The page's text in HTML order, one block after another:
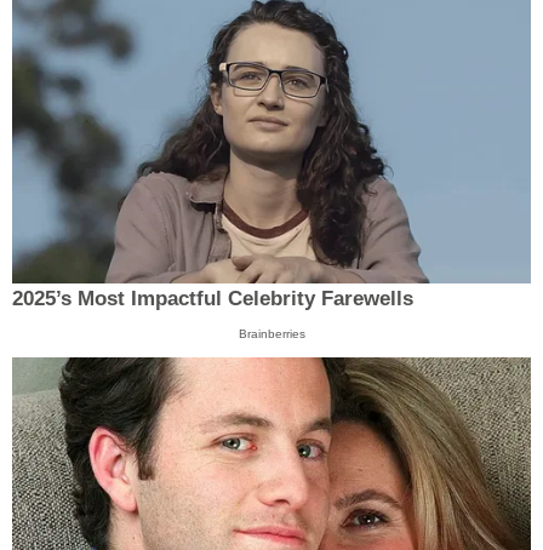
2025’s Most Impactful Celebrity Farewells
Brainberries